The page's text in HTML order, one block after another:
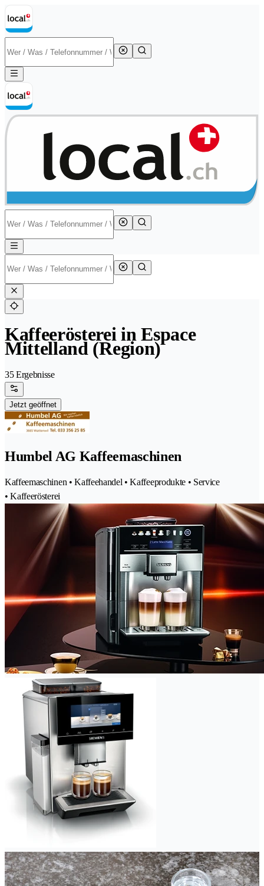
Kaffeerösterei in Espace
Mittelland (Region)
35 Ergebnisse
Jetzt geöffnet
Humbel AG Kaffeemaschinen
Kaffeemaschinen • Kaffeehandel • Kaffeeprodukte • Service
• Kaffeerösterei